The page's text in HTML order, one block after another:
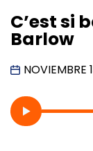
C’est si
Barlow
NOVIEMBRE